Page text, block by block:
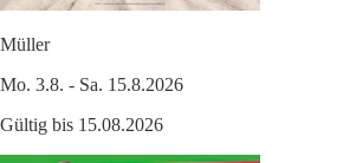
Müller
Mo. 3.8. - Sa. 15.8.2026
Gültig bis 15.08.2026